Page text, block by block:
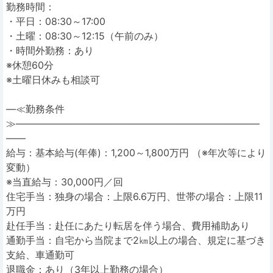
勤務時間：
・平日：08:30～17:00
・土曜：08:30～12:15（午前のみ）
・時間外勤務：あり
※休憩60分
※土曜日休みも相談可
―≪勤務条件
≫―――――――――――――――――――――――――
――
給与：基本給与(年俸)：1,200～1,800万円 （※年次等により
変動）
※当直給与：30,000円／回
住宅手当：独身の場合：上限6.6万円、世帯の場合：上限11
万円
赴任手当：赴任にあたり転居を伴う場合、費用補助あり
通勤手当：自宅から当院まで2㎞以上の場合、規定に基づき
支給、車通勤可
退職金：あり（3年以上勤務の場合）